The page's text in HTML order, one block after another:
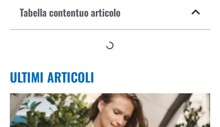
Tabella contentuo articolo
ULTIMI ARTICOLI